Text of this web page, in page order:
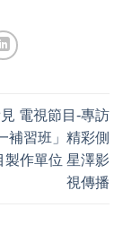
電視節目-專訪
補習班」精彩側
製作單位 星澤影
視傳播